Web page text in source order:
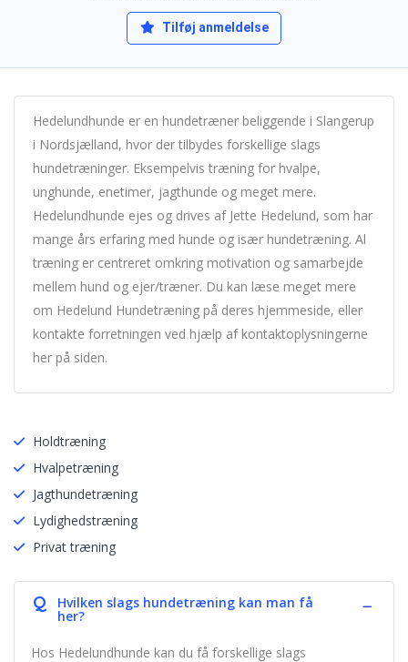
Tilføj anmeldelse
Hedelundhunde er en hundetræner beliggende i Slangerup
i Nordsjælland, hvor der tilbydes forskellige slags
hundetræninger. Eksempelvis træning for hvalpe,
unghunde, enetimer, jagthunde og meget mere.
Hedelundhunde ejes og drives af Jette Hedelund, som har
mange års erfaring med hunde og især hundetræning. Al
træning er centreret omkring motivation og samarbejde
mellem hund og ejer/træner. Du kan læse meget mere
om Hedelund Hundetræning på deres hjemmeside, eller
kontakte forretningen ved hjælp af kontaktoplysningerne
her på siden.
Holdtræning
Hvalpetræning
Jagthundetræning
Lydighedstræning
Privat træning
Q Hvilken slags hundetræning kan man få
her?
Hos Hedelundhunde kan du få forskellige slags